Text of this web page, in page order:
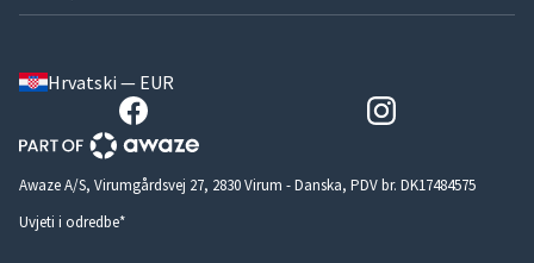
Hrvatski — EUR
Awaze A/S, Virumgårdsvej 27, 2830 Virum - Danska, PDV br. DK17484575
Uvjeti i odredbe*